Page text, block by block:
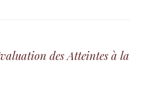
des Atteintes à la